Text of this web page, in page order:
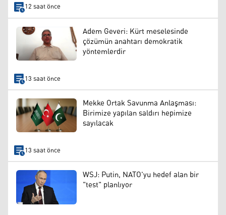
12 saat önce
Adem Geveri: Kürt meselesinde
çözümün anahtarı demokratik
yöntemlerdir
13 saat önce
Mekke Ortak Savunma Anlaşması:
Birimize yapılan saldırı hepimize
sayılacak
13 saat önce
WSJ: Putin, NATO'yu hedef alan bir
"test" planlıyor